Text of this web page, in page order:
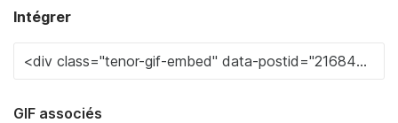
Intégrer
GIF associés